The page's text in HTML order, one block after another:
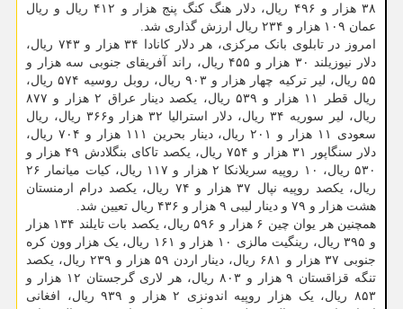
۳۸ هزار و ۴۹۶ ریال، دلار هنگ کنگ پنج هزار و ۴۱۲ ریال و ریال
عمان ۱۰۹ هزار و ۲۳۴ ریال ارزش گذاری شد.
امروز در تابلوی بانک مرکزی، هر دلار کانادا ۳۴ هزار و ۷۴۳ ریال،
دلار نیوزیلند ۳۰ هزار و ۴۵۵ ریال، راند آفریقای جنوبی سه هزار و
۵۵ ریال، لیر ترکیه چهار هزار و ۹۰۳ ریال، روبل روسیه ۵۷۴ ریال،
ریال قطر ۱۱ هزار و ۵۳۹ ریال، یکصد دینار عراق ۲ هزار و ۸۷۷
ریال، لیر سوریه ۳۴ ریال، دلار استرالیا ۳۲ هزار و۳۶۶ ریال، ریال
سعودی ۱۱ هزار و ۲۰۱ ریال، دینار بحرین ۱۱۱ هزار و ۷۰۴ ریال،
دلار سنگاپور ۳۱ هزار و ۷۵۴ ریال، یکصد تاکای بنگلادش ۴۹ هزار و
۵۳۰ ریال، ۱۰ روپیه سریلانکا ۲ هزار و ۱۱۷ ریال، کیات میانمار ۲۶
ریال، یکصد روپیه نپال ۳۷ هزار و ۷۴ ریال، یکصد درام ارمنستان
هشت هزار و ۷۹ و دینار لیبی ۹ هزار و ۴۳۶ ریال تعیین شد.
همچنین هر یوان چین ۶ هزار و ۵۹۶ ریال، یکصد بات تایلند ۱۳۴ هزار
و ۳۹۵ ریال، رینگیت مالزی ۱۰ هزار و ۱۶۱ ریال، یک هزار وون کره
جنوبی ۳۷ هزار و ۶۸۱ ریال، دینار اردن ۵۹ هزار و ۲۳۹ ریال، یکصد
تنگه قزاقستان ۹ هزار و ۸۰۳ ریال، هر لاری گرجستان ۱۲ هزار و
۸۵۳ ریال، یک هزار روپیه اندونزی ۲ هزار و ۹۳۹ ریال، افغانی